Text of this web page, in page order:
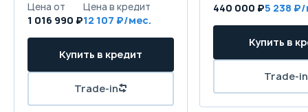
1 016 990 ₽12 107
440 000 ₽5 238